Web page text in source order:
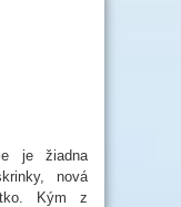
je žiadna
nová
Kým z